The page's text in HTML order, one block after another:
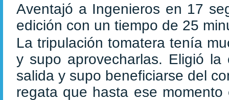
Aventajó a Ingenieros en 17
edición con un tiempo de 25
La tripulación tomatera tenía
y supo aprovecharlas. Eligió
salida y supo beneficiarse del
regata que hasta ese